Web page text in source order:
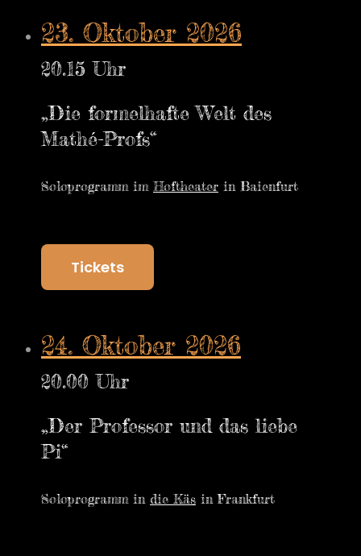
23. Oktober 2026
20.15 Uhr
„Die formelhafte Welt des
Mathé-Profs“
Soloprogramm im Hoftheater in Baienfurt
Tickets
24. Oktober 2026
20.00 Uhr
„Der Professor und das liebe
Pi“
Soloprogramm in die Käs in Frankfurt